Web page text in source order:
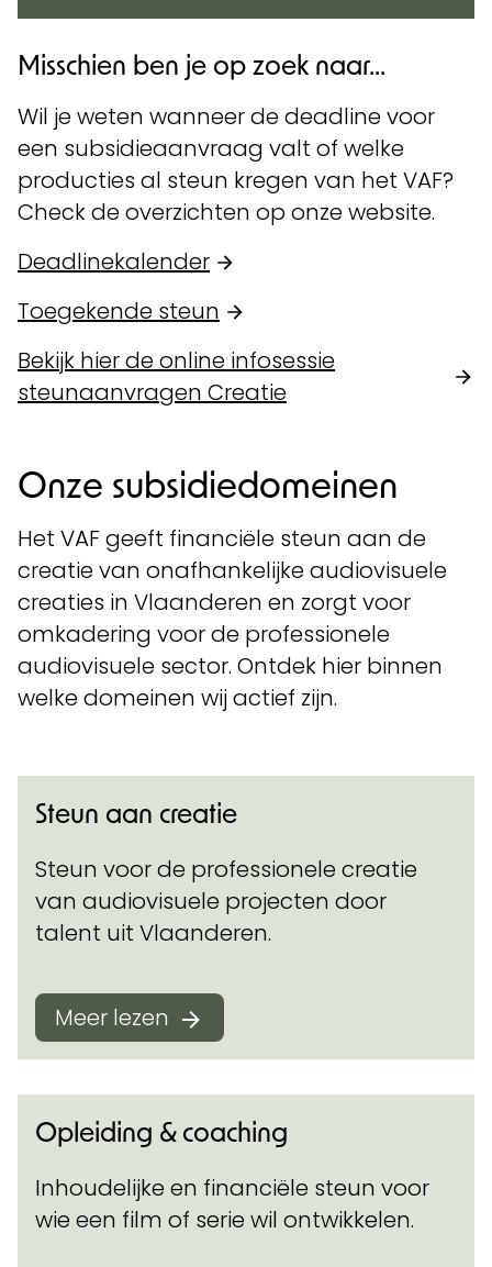
Misschien ben je op zoek naar...
Wil je weten wanneer de deadline voor
een subsidieaanvraag valt of welke
producties al steun kregen van het VAF?
Check de overzichten op onze website.
Deadlinekalender
Toegekende steun
Bekijk hier de online infosessie
steunaanvragen Creatie
Onze subsidiedomeinen
Het VAF geeft financiële steun aan de
creatie van onafhankelijke audiovisuele
creaties in Vlaanderen en zorgt voor
omkadering voor de professionele
audiovisuele sector. Ontdek hier binnen
welke domeinen wij actief zijn.
Steun aan creatie
Steun voor de professionele creatie
van audiovisuele projecten door
talent uit Vlaanderen.
Meer lezen
Opleiding & coaching
Inhoudelijke en financiële steun voor
wie een film of serie wil ontwikkelen.